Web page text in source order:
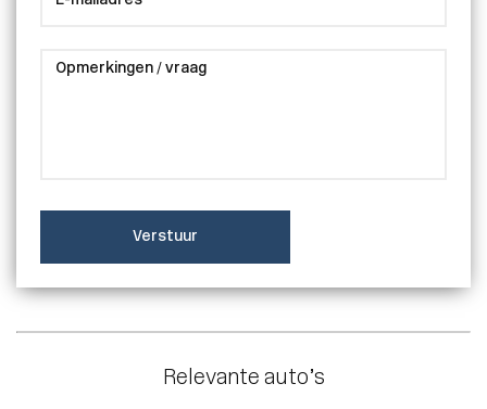
Verstuur
Relevante auto’s